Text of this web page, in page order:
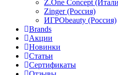
Z.One Concept
Zinger (Россия)
ИГРОbeauty (Россия)
Brands
Акции
Новинки
Статьи
Сертификаты